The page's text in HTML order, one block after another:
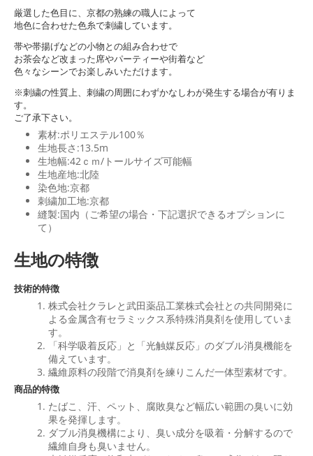
厳選した色目に、京都の熟練の職人によって
地色に合わせた色糸で刺繍しています。
帯や帯揚げなどの小物との組み合わせで
お茶会など改まった席やパーティーや街着など
色々なシーンでお楽しみいただけます。
※刺繍の性質上、刺繍の周囲にわずかなしわが発生する場合が有りま
す。
ご了承下さい。
素材:ポリエステル100％
生地長さ:13.5m
生地幅:42ｃｍ/トールサイズ可能幅
生地産地:北陸
染色地:京都
刺繍加工地:京都
縫製:国内（ご希望の場合・下記選択できるオプションに
て）
生地の特徴
技術的特徴
株式会社クラレと武田薬品工業株式会社との共同開発に
よる金属含有セラミックス系特殊消臭剤を使用していま
す。
「科学吸着反応」と「光触媒反応」のダブル消臭機能を
備えています。
繊維原料の段階で消臭剤を練りこんだ一体型素材です。
商品的特徴
たばこ、汗、ペット、腐敗臭など幅広い範囲の臭いに効
果を発揮します。
ダブル消臭機構により、臭い成分を吸着・分解するので
繊維自身も臭いません。